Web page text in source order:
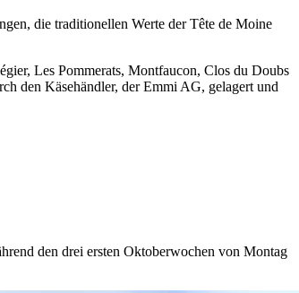
die traditionellen Werte der Tête de Moine
Les Pommerats, Montfaucon, Clos du Doubs
den Käsehändler, der Emmi AG, gelagert und
den drei ersten Oktoberwochen von Montag